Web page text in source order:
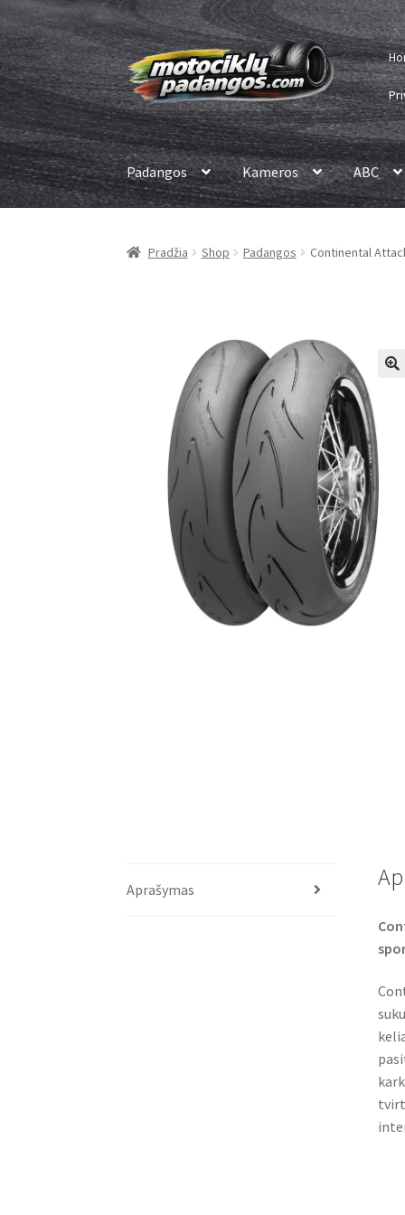
Pereiti
prie
meniu
Pereiti
prie
turinio
Padangos Kameros ABC
Pradžia Shop Padangos Continental
Aprašymas